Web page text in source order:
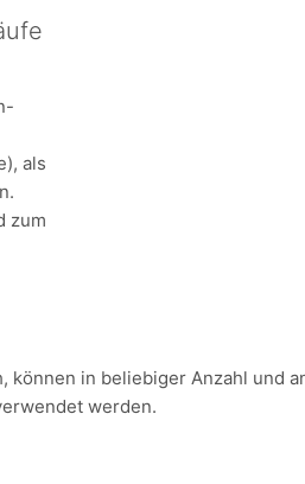
als
zum
können in beliebiger Anzahl und
werden.